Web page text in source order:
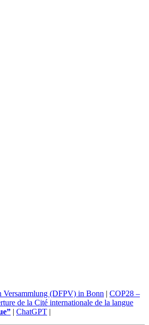
Versammlung (DFPV) in Bonn | COP28 –
de la Cité internationale de la langue
| ChatGPT |